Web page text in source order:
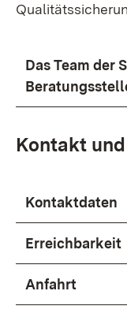
Das Team der
Kontakt
Kontaktdaten
Erreichbarkeit
Anfahrt